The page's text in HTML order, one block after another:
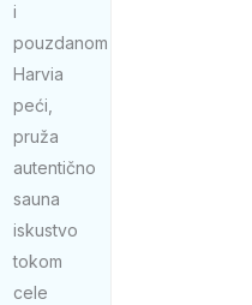
i
pouzdanom
Harvia
peći,
pruža
autentično
sauna
iskustvo
tokom
cele